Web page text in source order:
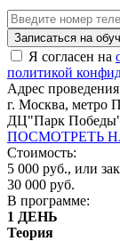
Записаться на
Я согласен на
политикой
Адрес
г. Москва, метро
ДЦ"Парк
ПОСМОТРЕТЬ
Стоимость:
5 000 руб., или
30 000 руб.
В программе:
1 ДЕНЬ
Теория